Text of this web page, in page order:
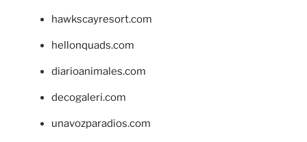
hawkscayresort.com
hellonquads.com
diarioanimales.com
decogaleri.com
unavozparadios.com